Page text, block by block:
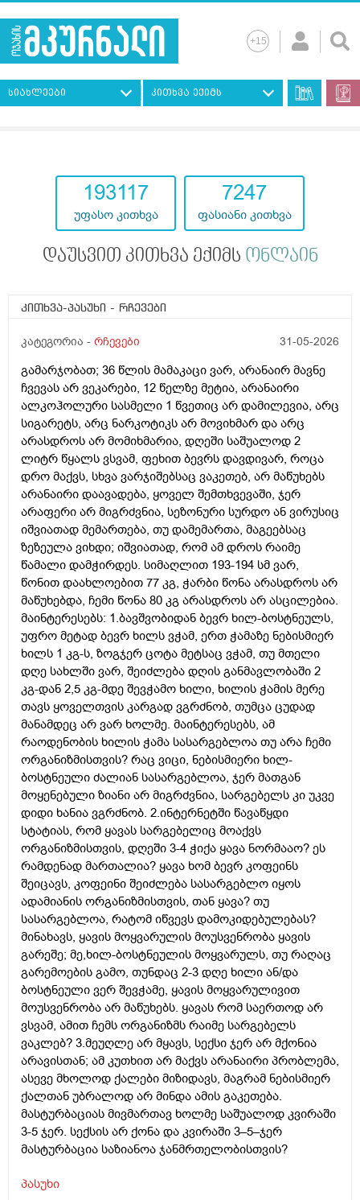
სიახლეები კითხვა ექიმს
193117
უფასო კითხვა
7247
ფასიანი კითხვა
დაუსვით კითხვა ექიმს ონლაინ
კითხვა-პასუხი - რჩევები
კატეგორია - რჩევები 31-05-2026
გამარჯობათ; 36 წლის მამაკაცი ვარ, არანაირ მავნე
ჩვევას არ ვეკარები, 12 წელზე მეტია, არანაირი
ალკოჰოლური სასმელი 1 წვეთიც არ დამილევია, არც
სიგარეტს, არც ნარკოტიკს არ მოვიხმარ და არც
არასდროს არ მომიხმარია, დღეში საშუალოდ 2
ლიტრ წყალს ვსვამ, ფეხით ბევრს დავდივარ, როცა
დრო მაქვს, სხვა ვარჯიშებსაც ვაკეთებ, არ მაწუხებს
არანაირი დაავადება, ყოველ შემთხვევაში, ჯერ
არაფერი არ მიგრძვნია, სეზონური სურდო ან ვირუსიც
იშვიათად მემართება, თუ დამემართა, მაგეებსაც
ზეზეულა ვიხდი; იშვიათად, რომ ამ დროს რაიმე
წამალი დამჭირდეს. სიმაღლით 193-194 სმ ვარ,
წონით დაახლოებით 77 კგ, ჭარბი წონა არასდროს არ
მაწუხებდა, ჩემი წონა 80 კგ არასდროს არ ასცილებია.
მაინტერესებს: 1.ბავშვობიდან ბევრ ხილ-ბოსტნეულს,
უფრო მეტად ბევრ ხილს ვჭამ, ერთ ჭამაზე ნებისმიერ
ხილს 1 კგ-ს, ზოგჯერ ცოტა მეტსაც ვჭამ, თუ მთელი
დღე სახლში ვარ, შეიძლება დღის განმავლობაში 2
კგ-დან 2,5 კგ-მდე შევჭამო ხილი, ხილის ჭამის მერე
თავს ყოველთვის კარგად ვგრძნობ, თუმცა ცუდად
მანამდეც არ ვარ ხოლმე. მაინტერესებს, ამ
რაოდენობის ხილის ჭამა სასარგებლოა თუ არა ჩემი
ორგანიზმისთვის? რაც ვიცი, ნებისმიერი ხილ-
ბოსტნეული ძალიან სასარგებლოა, ჯერ მათგან
მოყენებული ზიანი არ მიგრძვნია, სარგებელს კი უკვე
დიდი ხანია ვგრძნობ. 2.ინტერნეტში წავაწყდი
სტატიას, რომ ყავას სარგებელიც მოაქვს
ორგანიზმისთვის, დღეში 3-4 ჭიქა ყავა ნორმააო? ეს
რამდენად მართალია? ყავა ხომ ბევრ კოფეინს
შეიცავს, კოფეინი შეიძლება სასარგებლო იყოს
ადამიანის ორგანიზმისთვის, თან ყავა? თუ
სასარგებლოა, რატომ იწვევს დამოკიდებულებას?
მინახავს, ყავის მოყვარულის მოუსვენრობა ყავის
გარეშე; მე,ხილ-ბოსტნეულის მოყვარულს, თუ რაღაც
გარემოების გამო, თუნდაც 2-3 დღე ხილი ან/და
ბოსტნეული ვერ შევჭამე, ყავის მოყვარულივით
მოუსვენრობა არ მაწუხებს. ყავას რომ საერთოდ არ
ვსვამ, ამით ჩემს ორგანიზმს რაიმე სარგებელს
ვაკლებ? 3.მეუღლე არ მყავს, სექსი ჯერ არ მქონია
არავისთან; ამ კუთხით არ მაქვს არანაირი პრობლემა,
ასევე მხოლოდ ქალები მიზიდავს, მაგრამ ნებისმიერ
ქალთან უბრალოდ არ მინდა ამის გაკეთება.
მასტურბაციას მივმართავ ხოლმე საშუალოდ კვირაში
3-5 ჯერ. სექსის არ ქონა და კვირაში 3–5–ჯერ
მასტურბაცია საზიანოა ჯანმრთელობისთვის?
პასუხი